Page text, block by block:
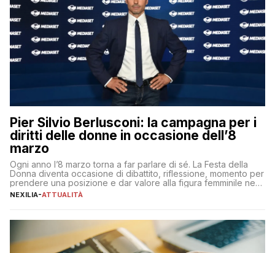
Pier Silvio Berlusconi: la campagna per i
diritti delle donne in occasione dell’8
marzo
Ogni anno l’8 marzo torna a far parlare di sé. La Festa della
Donna diventa occasione di dibattito, riflessione, momento per
prendere una posizione e dar valore alla figura femminile nella
sua complessità e crucialità. A lanciare un messaggio “forte e
NEXILIA-ATTUALITÀ